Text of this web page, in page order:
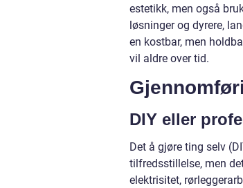
estetikk, men også
løsninger og dyrere,
en kostbar, men
vil aldre over tid.
DIY eller
Det å gjøre ting selv
tilfredsstillelse, men
elektrisitet,